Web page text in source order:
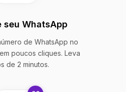
seu WhatsApp
de WhatsApp no
poucos cliques. Leva
de 2 minutos.